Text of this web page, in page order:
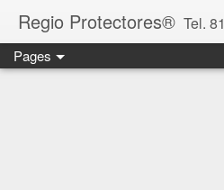
Regio Protectores® Tel. 81-3068-6918 WhatsApp 81-2636-
Pages